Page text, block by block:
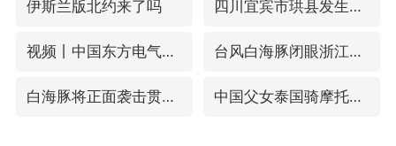
伊斯兰版北约来了吗 四川宜宾市珙县发生3.4级地震
视频丨中国东方电气集团原党组副书记、董事宋致远被查 台风白海豚闭眼浙江上海处于危险半圆
白海豚将正面袭击贯穿浙江 中国父女泰国骑摩托车坠崖1死1伤